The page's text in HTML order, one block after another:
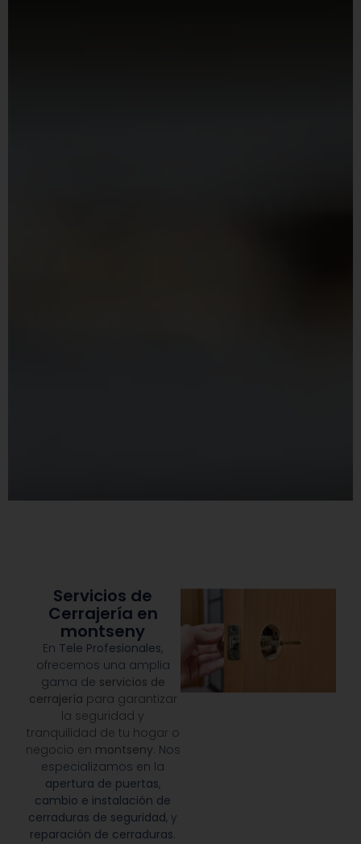
Servicios de
Cerrajería en
montseny
En Tele Profesionales,
ofrecemos una amplia
gama de servicios de
cerrajería para garantizar
la seguridad y
tranquilidad de tu hogar o
negocio en montseny. Nos
especializamos en la
apertura de puertas,
cambio e instalación de
cerraduras de seguridad, y
reparación de cerraduras.